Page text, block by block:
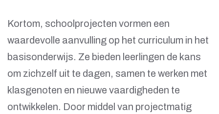
Kortom, schoolprojecten vormen een
waardevolle aanvulling op het curriculum in het
basisonderwijs. Ze bieden leerlingen de kans
om zichzelf uit te dagen, samen te werken met
klasgenoten en nieuwe vaardigheden te
ontwikkelen. Door middel van projectmatig